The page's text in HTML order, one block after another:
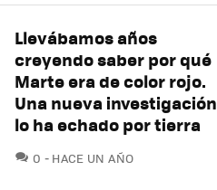
Llevábamos años
creyendo saber por qué
Marte era de color rojo.
Una nueva investigación
lo ha echado por tierra
0 COMENTARIOS
HACE UN AÑO